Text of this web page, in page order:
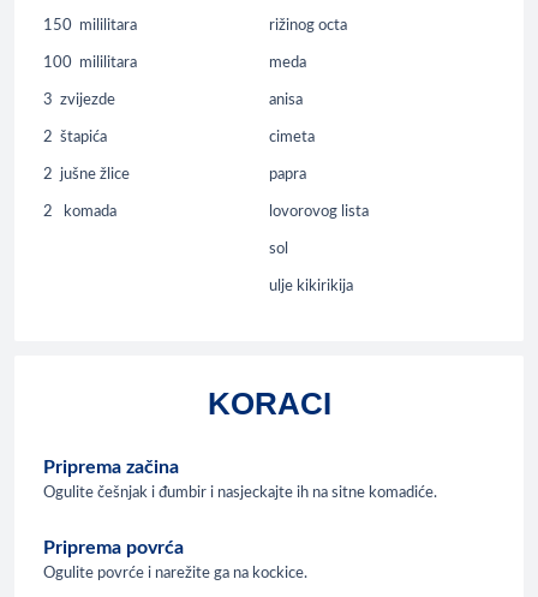
150 mililitara rižinog octa
100 mililitara meda
3 zvijezde anisa
2 štapića cimeta
2 jušne žlice papra
2 komada lovorovog lista
sol
ulje kikirikija
KORACI
Priprema začina
Ogulite češnjak i đumbir i nasjeckajte ih na sitne komadiće.
Priprema povrća
Ogulite povrće i narežite ga na kockice.